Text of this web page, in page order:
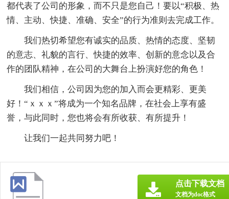
都代表了公司的形象，而不只是您自己！要以“积极、热
情、主动、快捷、准确、安全”的行为准则去完成工作。
我们热切希望您有诚实的品质、热情的态度、坚韧
的意志、礼貌的言行、快捷的效率、创新的意念以及合
作的团队精神，在公司的大舞台上扮演好您的角色！
我们相信，公司因为您的加入而会更精彩、更美
好！“ｘｘｘ”将成为一个知名品牌，在社会上享有盛
誉，与此同时，您也将会有所收获、有所提升！
让我们一起共同努力吧！
点击下载文档
文档为doc格式